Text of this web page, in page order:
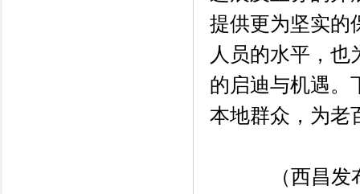
提供更为坚实的
人员的水平，
的启迪与机遇。
本地群众，为老
（西昌